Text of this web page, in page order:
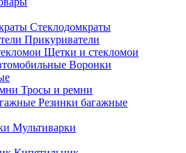
Стеклодомкраты
Прикуриватели
Щетки и стекломои
Воронки
Тросы и ремни
Резинки багажные
Мультиварки